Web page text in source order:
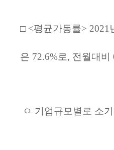
□ <평균가동률> 2021
은 72.6%로, 전월대비
ㅇ 기업규모별로 소